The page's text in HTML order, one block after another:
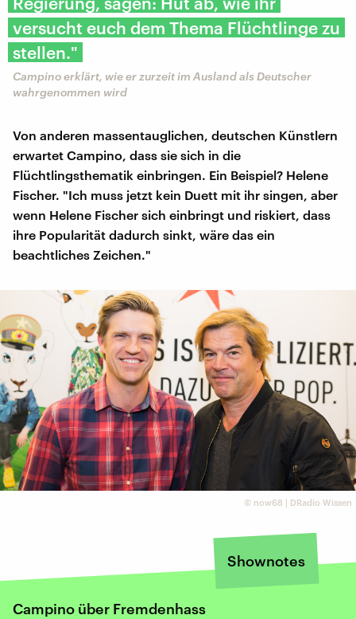
versucht euch dem Thema Flüchtlinge zu
stellen."
Campino erklärt, wie er zurzeit im Ausland als Deutscher
wahrgenommen wird
Von anderen massentauglichen, deutschen Künstlern
erwartet Campino, dass sie sich in die
Flüchtlingsthematik einbringen. Ein Beispiel? Helene
Fischer. "Ich muss jetzt kein Duett mit ihr singen, aber
wenn Helene Fischer sich einbringt und riskiert, dass
ihre Popularität dadurch sinkt, wäre das ein
beachtliches Zeichen."
© now68 | DRadio Wissen
Shownotes
Campino über Fremdenhass